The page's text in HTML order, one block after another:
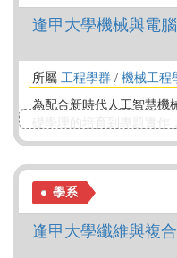
逢甲大學機械與電
所屬 工程學群 / 機械工程
為配合新時代人工智慧機
礎學理的培育到專題實作
跨領域人才。透過電腦輔
臂等前延知識融入教學
習，以此孕育出能應用先
強化學生的就業即戰力。
學系
逢甲大學纖維與複